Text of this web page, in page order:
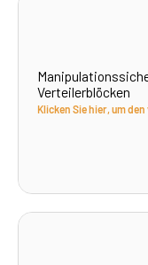
Verteilerblöcken
Klicken Sie hier, um